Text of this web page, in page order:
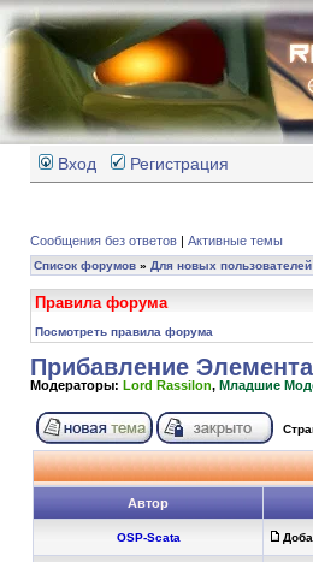
Вход Регистрация
Сообщения без ответов | Активные темы
Список форумов » Для новых пользователей
Правила форума
Посмотреть правила форума
Прибавление
Модераторы: Lord Rassilon, Младшие
Автор
OSP-Scata